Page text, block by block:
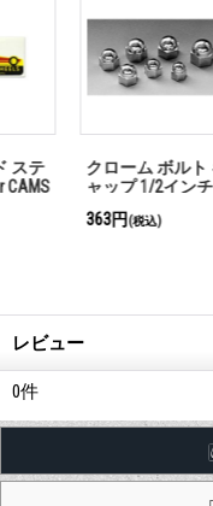
クローム ボルト キ
ャップ 1/2インチ
(税込)
レビュー
0件